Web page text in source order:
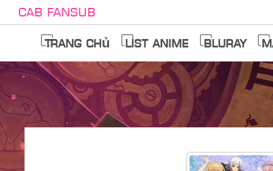
Cab Fansub
Trang chủ List anime Bluray